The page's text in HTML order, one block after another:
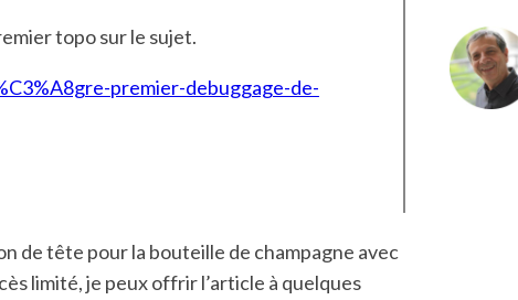
topo sur le sujet.
premier-debuggage-de-
de tête pour la bouteille de champagne avec
limité, je peux offrir l’article à quelques